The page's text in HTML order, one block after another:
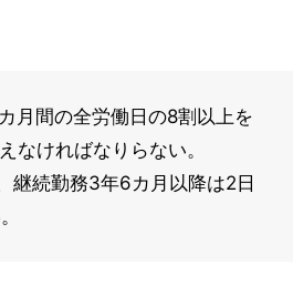
月間の全労働日の8割以上を
なければなりらない。
継続勤務3年6カ月以降は2日